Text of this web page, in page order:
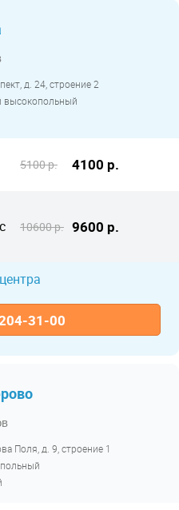
д. 24, строение 2
высокопольный
5100 р. 4100 р.
10600 р. 9600 р.
31-00
Поля, д. 9, строение 1